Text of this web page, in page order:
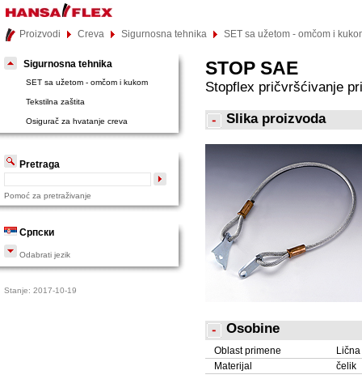
Proizvodi Creva Sigurnosna tehnika SET sa užetom - omčom i
Sigurnosna tehnika
SET sa užetom - omčom i kukom
Tekstilna zaštita
Osigurač za hvatanje creva
Pretraga
Pomoć za pretraživanje
Српски
Odabrati jezik
Stanje: 2017-10-19
STOP SAE
Stopflex pričvršćivanje
Slika proizvoda
Osobine
Oblast primene
Materijal
čelik